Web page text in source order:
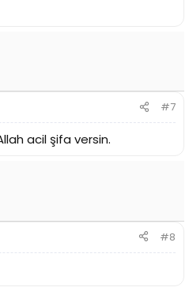
#7
acil şifa versin.
#8